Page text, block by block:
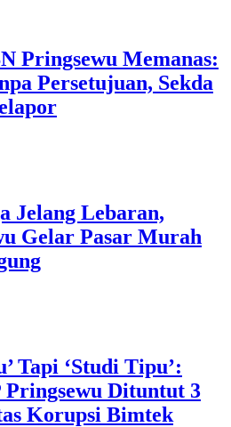
Pringsewu Memanas:
Persetujuan, Sekda
Jelang Lebaran,
Gelar Pasar Murah
Tapi ‘Studi Tipu’:
Dituntut 3
Korupsi Bimtek